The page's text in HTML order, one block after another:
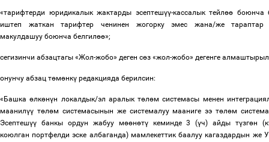
«тарифтерди юридикалык жактарды эсептешүү-кассалык тейлөө боюнча
иштеп жаткан тарифтер ченинен жогорку эмес жана/же тараптар
макулдашуу боюнча белгилөө»;
сегизинчи абзацтагы «Жол-жобо» деген сөз «жол-жобо» дегенге
онунчу абзац төмөнкү редакцияда берилсин:
«Башкаөлкөнүн локалдык/эл аралык төлөм системасы менен
маанилүү төлөм системасынын же системалуу мааниге ээ төлөм
Эсептешүү банкы ордун жабуу мөөнөтүкеминде 3 (үч) айды түзгөн (к
коюлган портфелди эске албаганда) мамлекеттик баалуу кагаздардын же